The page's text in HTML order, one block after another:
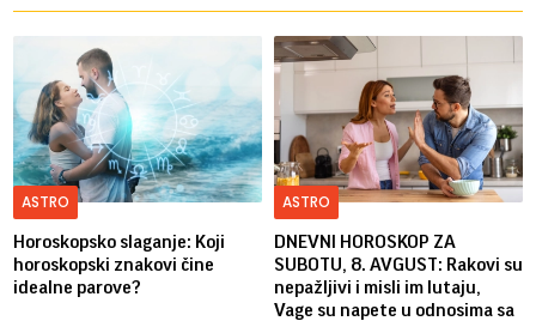
ASTRO
Horoskopsko slaganje: Koji
horoskopski znakovi čine
idealne parove?
ASTRO
DNEVNI HOROSKOP ZA
SUBOTU, 8. AVGUST: Rakovi su
nepažljivi i misli im lutaju,
Vage su napete u odnosima sa